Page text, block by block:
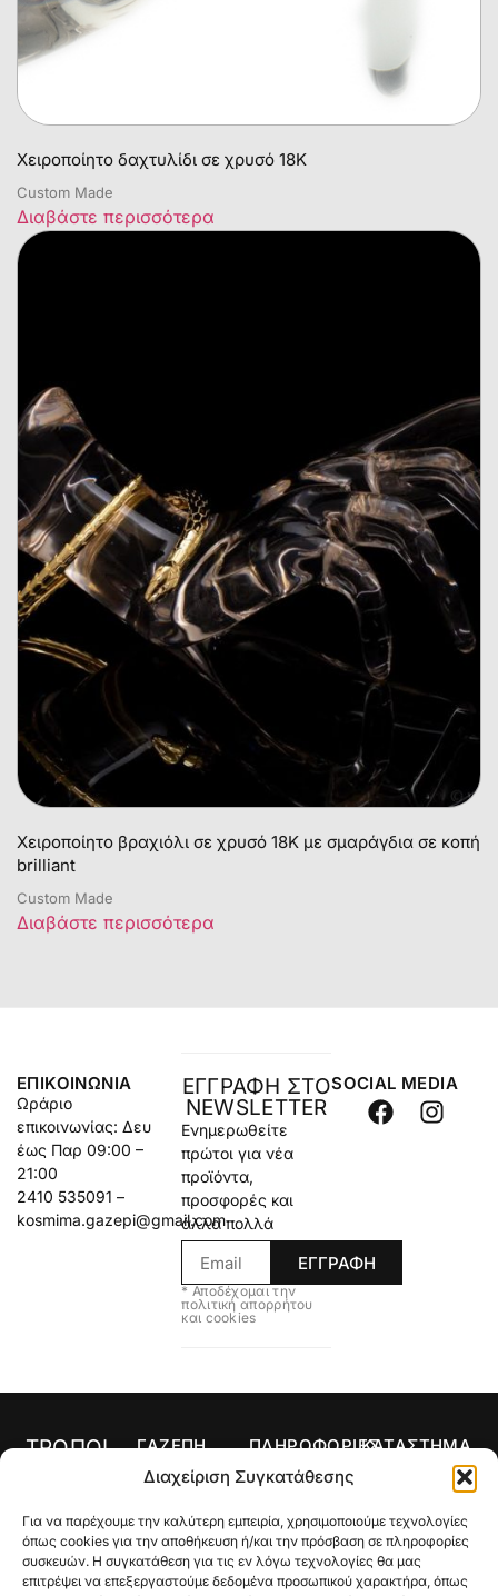
Διαχείριση Συγκατάθεσης
Για να παρέχουμε την καλύτερη εμπειρία, χρησιμοποιούμε τεχνολογίες
όπως cookies για την αποθήκευση ή/και την πρόσβαση σε πληροφορίες
συσκευών. Η συγκατάθεση για τις εν λόγω τεχνολογίες θα μας
επιτρέψει να επεξεργαστούμε δεδομένα προσωπικού χαρακτήρα, όπως
Χειροποίητο δαχτυλίδι σε χρυσό 18Κ
Custom Made
Διαβάστε περισσότερα
Χειροποίητο βραχιόλι σε χρυσό 18Κ με σμαράγδια σε κοπή
brilliant
Custom Made
Διαβάστε περισσότερα
ΕΠΙΚΟΙΝΩΝΊΑ
Ωράριο
επικοινωνίας: Δευ
έως Παρ 09:00 –
21:00
2410 535091 –
kosmima.gazepi@gmail.com
ΕΓΓΡΑΦΗ ΣΤΟ
NEWSLETTER
Ενημερωθείτε
πρώτοι για νέα
προϊόντα,
προσφορές και
άλλα πολλά
ΕΓΓΡΑΦΗ
* Αποδέχομαι την
πολιτική απορρήτου
και cookies
SOCIAL MEDIA
ΤΡΟΠΟΙ
ΠΛΗΡΩΜΗΣ
ΓΑΖΕΠΗ
Αρχική
λογαριασμός
μου
Κατάστημα
ΠΛΗΡΟΦΟΡΙΕΣ
Όροι Χρήσης
Πληρωμής
Τρόποι
Αποστολής
ΚΑΤΑΣΤΗΜΑ
Σκουλαρίκια
Σταυροί